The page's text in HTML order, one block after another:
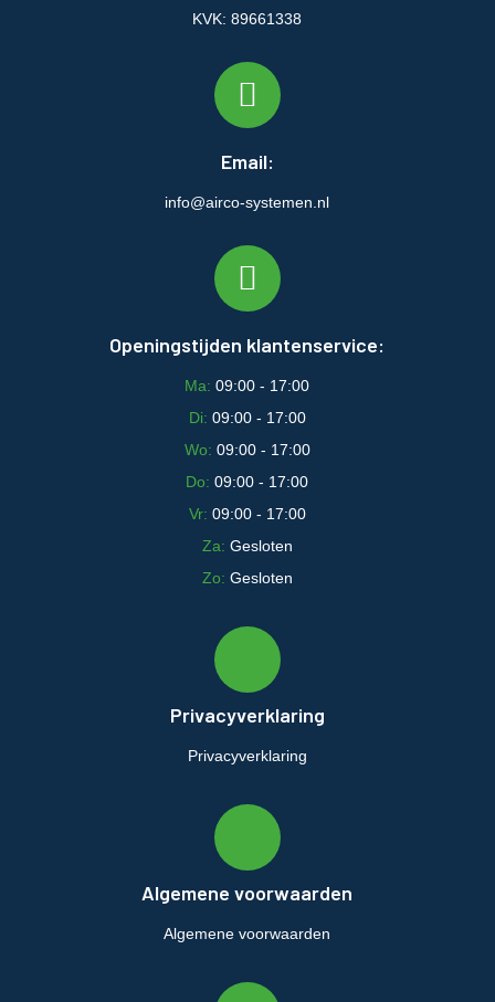
KVK: 89661338
Email:
info@airco-systemen.nl
Openingstijden klantenservice:
Ma:09:00 - 17:00
Di: 09:00 - 17:00
Wo: 09:00 - 17:00
Do:09:00 - 17:00
Vr: 09:00 - 17:00
Za: Gesloten
Zo: Gesloten
Privacyverklaring
Privacyverklaring
Algemene voorwaarden
Algemene voorwaarden